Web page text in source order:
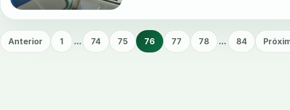
Anterior 1 ... 74 75 76 77 78 ... 84